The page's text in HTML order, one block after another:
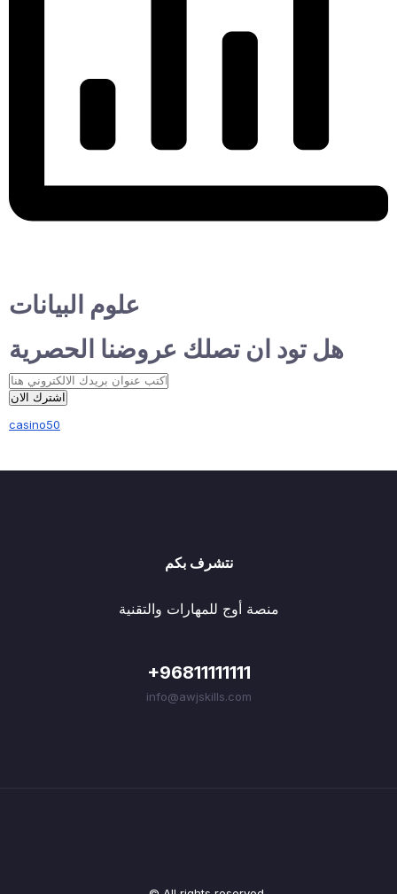
علوم البيانات
هل تود ان تصلك عروضنا الحصرية
اشترك الان
casino50
نتشرف بكم
منصة أوج للمهارات والتقنية
+96811111111
info@awjskills.com